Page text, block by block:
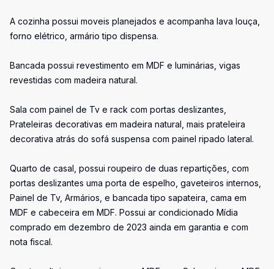
A cozinha possui moveis planejados e acompanha lava louça,
forno elétrico, armário tipo dispensa.
Bancada possui revestimento em MDF e luminárias, vigas
revestidas com madeira natural.
Sala com painel de Tv e rack com portas deslizantes,
Prateleiras decorativas em madeira natural, mais prateleira
decorativa atrás do sofá suspensa com painel ripado lateral.
Quarto de casal, possui roupeiro de duas repartições, com
portas deslizantes uma porta de espelho, gaveteiros internos,
Painel de Tv, Armários, e bancada tipo sapateira, cama em
MDF e cabeceira em MDF. Possui ar condicionado Mídia
comprado em dezembro de 2023 ainda em garantia e com
nota fiscal.